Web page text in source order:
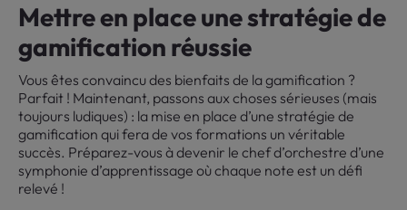
Mettre en place une stratégie de
gamification réussie
Vous êtes convaincu des bienfaits de la gamification ?
Parfait ! Maintenant, passons aux choses sérieuses (mais
toujours ludiques) : la mise en place d’une stratégie de
gamification qui fera de vos formations un véritable
succès. Préparez-vous à devenir le chef d’orchestre d’une
symphonie d’apprentissage où chaque note est un défi
relevé !